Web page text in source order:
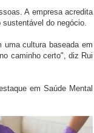
A empresa acredita
do negócio.
cultura baseada em
caminho certo", diz Rui
em Saúde Mental